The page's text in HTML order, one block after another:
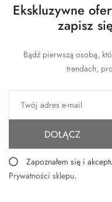
Ekskluzywne
zapisz
Bądź pierwszą osobą,
trendach,
DOŁĄCZ
Zapoznałem się i
Prywatności sklepu.